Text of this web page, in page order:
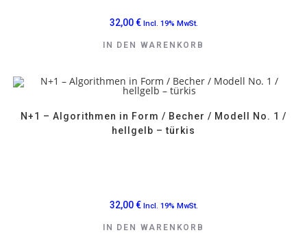
32,00€ Incl. 19% MwSt.
IN DEN WARENKORB
N+1 – Algorithmen in Form / Becher / Modell No. 1 /
hellgelb – türkis
32,00€ Incl. 19% MwSt.
IN DEN WARENKORB